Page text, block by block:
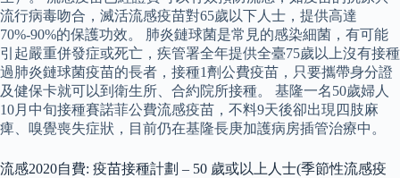
流行病毒吻合，滅活流感疫苗對65歲以下人士，提供高達
70%-90%的保護功效。 肺炎鏈球菌是常見的感染細菌，有可能
引起嚴重併發症或死亡，疾管署全年提供全臺75歲以上沒有接種
過肺炎鏈球菌疫苗的長者，接種1劑公費疫苗，只要攜帶身分證
及健保卡就可以到衛生所、合約院所接種。 基隆一名50歲婦人
10月中旬接種賽諾菲公費流感疫苗，不料9天後卻出現四肢麻
痺、嗅覺喪失症狀，目前仍在基隆長庚加護病房插管治療中。
流感2020自費: 疫苗接種計劃 – 50 歲或以上人士(季節性流感疫